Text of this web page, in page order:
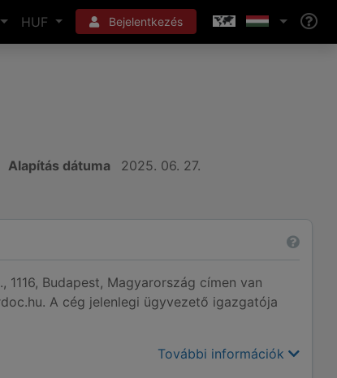
HUF Bejelentkezés
Alapítás dátuma 2025. 06. 27.
Budapest, Magyarország címen van
A cég jelenlegi ügyvezető igazgatója
További információk